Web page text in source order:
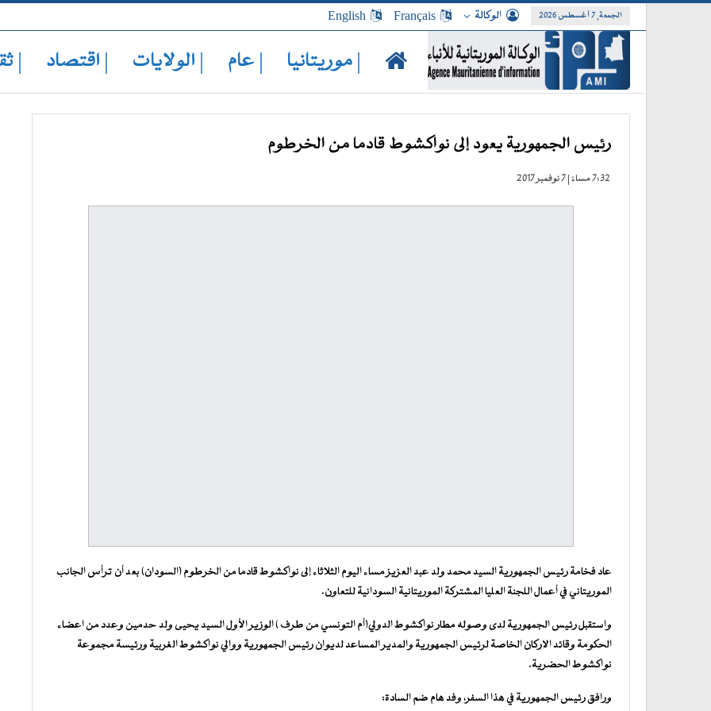
الجمعة, 7 أغسطس 2026 الوكالة Français
English
| موريتانيا | عام | الولايات | اقتصاد |
رئيس الجمهورية يعود إلى نواكشوط قادما من الخرطوم
7:32 مساءً | 7 نوفمبر 2017
عاد فخامة رئيس الجمهورية السيد محمد ولد عبد العزيز مساء اليوم الثلاثاء إلى نواكشوط قادما من الخرطوم (السودان) بعد أن ترأس الجانب
الموريتاني في أعمال اللجنة العليا المشتركة الموريتانية السودانية للتعاون.
واستقبل رئيس الجمهورية لدى وصوله مطار نواكشوط الدولي(أم التونسي من طرف ) الوزير الأول السيد يحيى ولد حدمين وعدد من اعضاء
الحكومة وقائد الاركان الخاصة لرئيس الجمهورية والمدير المساعد لديوان رئيس الجمهورية ووالي نواكشوط الغربية ورئيسة مجموعة
نواكشوط الحضرية.
ورافق رئيس الجمهورية في هذا السفر، وفد هام ضم السادة: